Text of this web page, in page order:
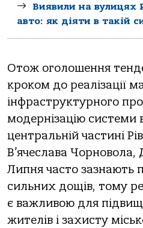
Виявили на вулицях
авто: як діяти в такій
Отож оголошення
кроком до реалізації
інфраструктурного
модернізацію системи
центральній частині
В’ячеслава Чорновола,
Липня часто зазнають
сильних дощів, тому
є важливою для
жителів і захисту